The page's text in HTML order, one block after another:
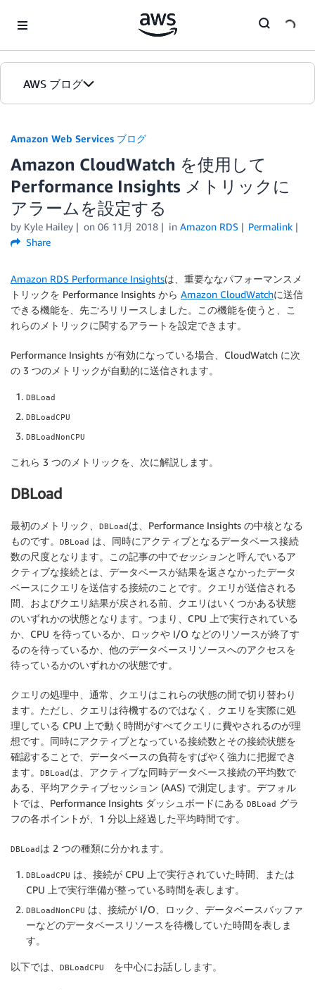
AWS ブログ
カテゴリ
エディション
Amazon Web Services ブログ
Amazon CloudWatch を使用して
Performance Insights メトリックに
アラームを設定する
by Kyle Hailey on 06 11月 2018 in Amazon RDS
Permalink
Share
Amazon RDS Performance Insightsは、重要ななパフォーマンスメ
トリックを Performance Insights から Amazon CloudWatchに送信
できる機能を、先ごろリリースしました。この機能を使うと、こ
れらのメトリックに関するアラートを設定できます。
Performance Insights が有効になっている場合、CloudWatch に次
の 3 つのメトリックが自動的に送信されます。
DBLoad
DBLoadCPU
DBLoadNonCPU
これら 3 つのメトリックを、次に解説します。
DBLoad
最初のメトリック、 DBLoadは、Performance Insights の中核となる
ものです。
DBLoad は、同時にアクティブとなるデータベース接続
数の尺度となります。この記事の中でセッションと呼んでいるア
クティブな接続とは、データベースが結果を返さなかったデータ
ベースにクエリを送信する接続のことです。クエリが送信される
間、およびクエリ結果が戻される前、クエリはいくつかある状態
のいずれかの状態となります。つまり、CPU 上で実行されている
か、CPU を待っているか、ロックや I/O などのリソースが終了す
るのを待っているか、他のデータベースリソースへのアクセスを
待っているかのいずれかの状態です。
クエリの処理中、通常、クエリはこれらの状態の間で切り替わり
ます。ただし、クエリは待機するのではなく、クエリを実際に処
理している CPU 上で動く時間がすべてクエリに費やされるのが理
想です。同時にアクティブとなっている接続数とその接続状態を
確認することで、データベースの負荷をすばやく強力に把握でき
ます。
DBLoadは、アクティブな同時データベース接続の平均数で
ある、平均アクティブセッション (AAS) で測定します。デフォル
トでは、Performance Insights ダッシュボードにある DBLoad グラ
フの各ポイントが、1 分以上経過した平均時間です。
DBLoadは 2 つの種類に分かれます。
DBLoadCPU は、接続が CPU 上で実行されていた時間、または
CPU 上で実行準備が整っている時間を表します。
DBLoadNonCPU は、接続が I/O、ロック、データベースバッファ
ーなどのデータベースリソースを待機していた時間を表しま
す。
以下では、 DBLoadCPU を中心にお話しします。